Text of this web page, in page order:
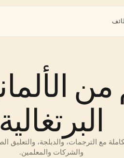
البرتغالية
والشركات والمعلمين.